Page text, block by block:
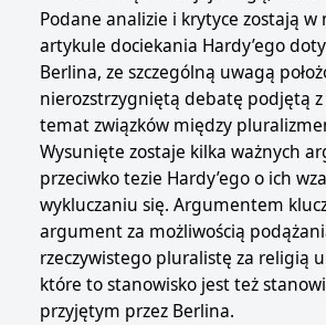
Podane analizie i krytyce zostają w
artykule dociekania Hardy’ego
Berlina, ze szczególną uwagą
nierozstrzygniętą debatę podjętą
temat związków między
Wysunięte zostaje kilka ważnych
przeciwko tezie Hardy’ego o ich
wykluczaniu się. Argumentem
argument za możliwością
rzeczywistego pluralistę za religią
które to stanowisko jest też
przyjętym przez Berlina.